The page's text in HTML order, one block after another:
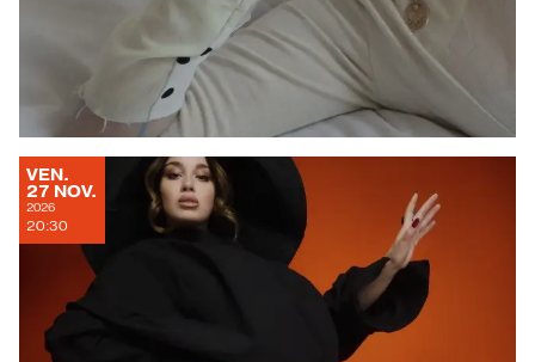
VENDREDI
VEN.
27 NOVEMBRE
NOV.
2026
20:30